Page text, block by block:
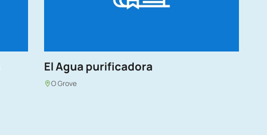
El Agua purificadora
O Grove